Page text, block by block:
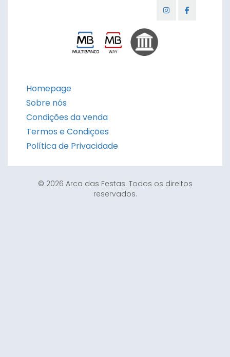
Homepage
Sobre nós
Condições da venda
Termos e Condições
Política de Privacidade
© 2026 Arca das Festas. Todos os direitos
reservados.